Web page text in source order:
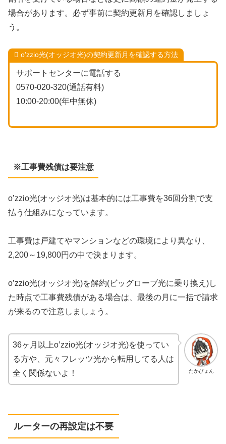
場合があります。必ず事前に契約更新月を確認しましょ
う。
o’zzio光(オッジオ光)の契約更新月を確認する方法
サポートセンターに電話する
0570-020-320(通話有料)
10:00-20:00(年中無休)
※工事費残債は要注意
o’zzio光(オッジオ光)は基本的には工事費を36回分割で支
払う仕組みになっています。
工事費は戸建てやマンションなどの環境により異なり、
2,200～19,800円の中で決まります。
o’zzio光(オッジオ光)を解約(ビッグローブ光に乗り換え)し
た時点で工事費残債がある場合は、最後の月に一括で請求
が来るので注意しましょう。
たかぴょん
36ヶ月以上o’zzio光(オッジオ光)を使ってい
る方や、元々フレッツ光から転用してる人は
全く関係ないよ！
ルーターの再設定は不要